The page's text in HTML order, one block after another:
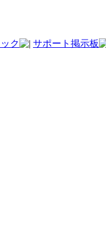
ク サポート掲示板